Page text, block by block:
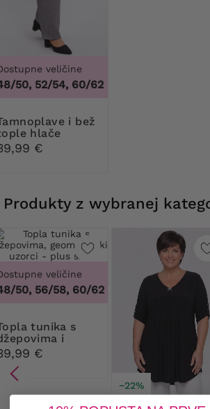
veličine
50, 52/54, 60/62
bež
hlače
€
Produkty z wybranej
veličine
50, 56/58, 60/62
s
i
€
−22%